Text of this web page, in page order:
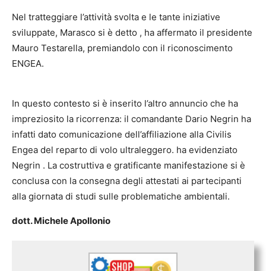
Nel tratteggiare l’attività svolta e le tante iniziative
sviluppate, Marasco si è detto , ha affermato il presidente
Mauro Testarella, premiandolo con il riconoscimento
ENGEA.
In questo contesto si è inserito l’altro annuncio che ha
impreziosito la ricorrenza: il comandante Dario Negrin ha
infatti dato comunicazione dell’affiliazione alla Civilis
Engea del reparto di volo ultraleggero. ha evidenziato
Negrin . La costruttiva e gratificante manifestazione si è
conclusa con la consegna degli attestati ai partecipanti
alla giornata di studi sulle problematiche ambientali.
dott. Michele Apollonio